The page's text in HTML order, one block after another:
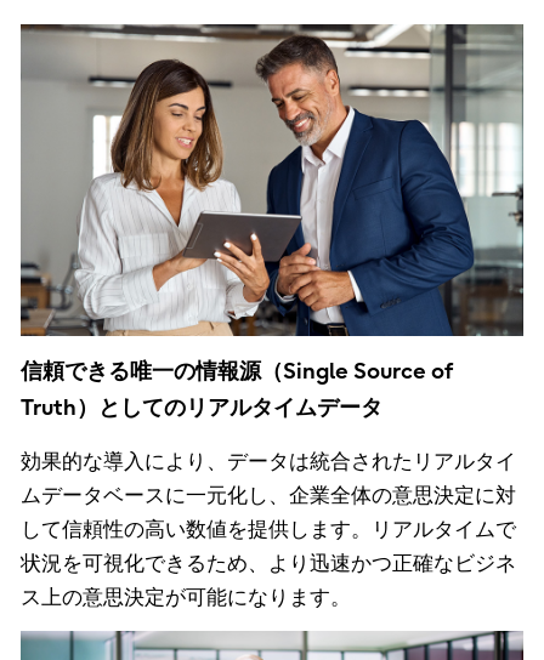
信頼できる唯一の情報源（Single Source of
Truth）としてのリアルタイムデータ
効果的な導入により、データは統合されたリアルタイ
ムデータベースに一元化し、企業全体の意思決定に対
して信頼性の高い数値を提供します。リアルタイムで
状況を可視化できるため、より迅速かつ正確なビジネ
ス上の意思決定が可能になります。